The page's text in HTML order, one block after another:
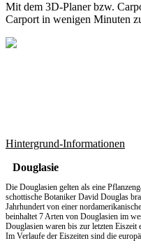
Mit dem 3D-Planerbzw.
Carport in wenigen Minuten
Hintergrund-Informationen
Douglasie
Die Douglasien gelten als eine
schottische Botaniker David Douglas
Jahrhundert von einer
beinhaltet 7 Arten von Douglasien im
Douglasien waren bis zur letzten Eiszeit
Im Verlaufe der Eiszeiten sind die